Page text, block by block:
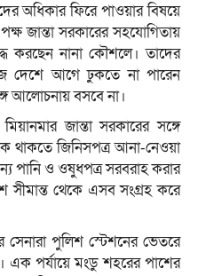
অধিকার ফিরে পাওয়ার বিষয়ে
জান্তা সরকারের সহযোগিতায়
করছেন নানা কৌশলে। তাদের
দেশে আগে ঢুকতে না পারেন
আলোচনায় বসবে না।
জান্তা সরকারের সঙ্গে
থাকতে জিনিসপত্র আনা-নেওয়া
পানি ও ওষুধপত্র সরবরাহ করার
সীমান্ত থেকে এসব সংগ্রহ করে
সেনারা পুলিশ স্টেশনের ভেতরে
এক পর্যায়ে মংডু শহরের পাশের